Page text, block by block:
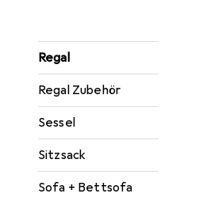
Regal
Regal Zubehör
Sessel
Sitzsack
Sofa + Bettsofa